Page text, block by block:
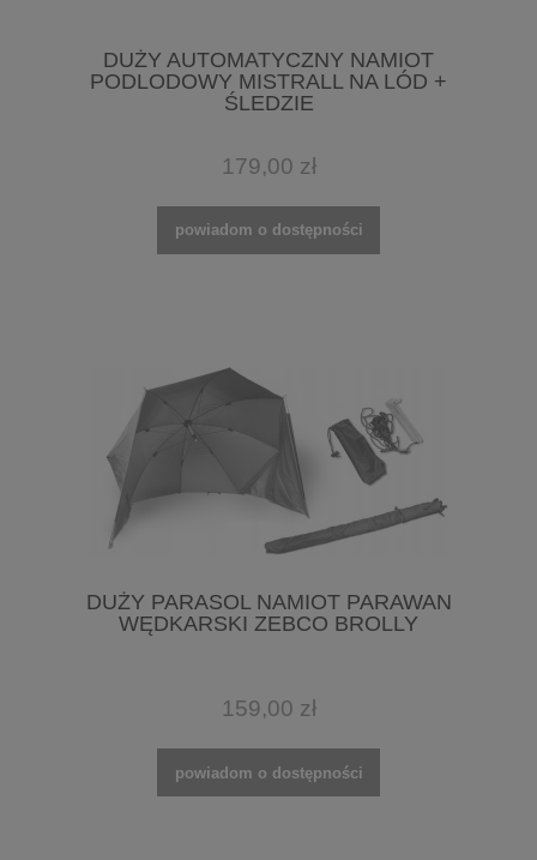
DUŻY AUTOMATYCZNY NAMIOT
PODLODOWY MISTRALL NA LÓD +
ŚLEDZIE
179,00 zł
powiadom o dostępności
DUŻY PARASOL NAMIOT PARAWAN
WĘDKARSKI ZEBCO BROLLY
159,00 zł
powiadom o dostępności